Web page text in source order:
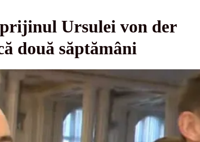
Ursulei von der
două săptămâni